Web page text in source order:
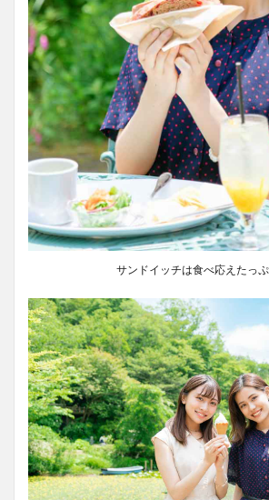
サンドイッチは食べ応えたっぷ